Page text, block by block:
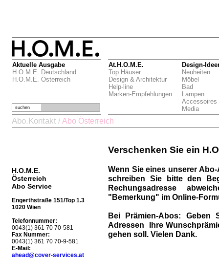
Aktuelle Ausgabe
H.O.M.E. Deutschland
H.O.M.E. Österreich
At.H.O.M.E.
Top Häuser
Design & Architektur
Help-line
Marken-Empfehlungen
Design-
Neuheiten
Möbel
Bad
Lampen
Accessoires
Media
suchen
Abo.Kontakt / Abo Österreich
H.O.M.E.
Österreich
Abo Service
Engerthstraße 151/Top 1.3
1020 Wien
Telefonnummer:
0043(1) 361 70 70-581
Fax Nummer:
0043(1) 361 70 70-9-581
E-Mail:
ahead@cover-services.at
Verschenken Sie ein
Wenn Sie eines unserer
schreiben Sie bitte den
Rechungsadresse
"Bemerkung" im Online-
Bei Prämien-Abos:
Geben
Adressen Ihre
gehen soll. Vielen Dank.